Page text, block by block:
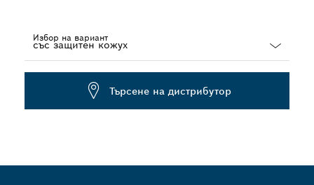
Избор на вариант
Търсене на дистрибутор